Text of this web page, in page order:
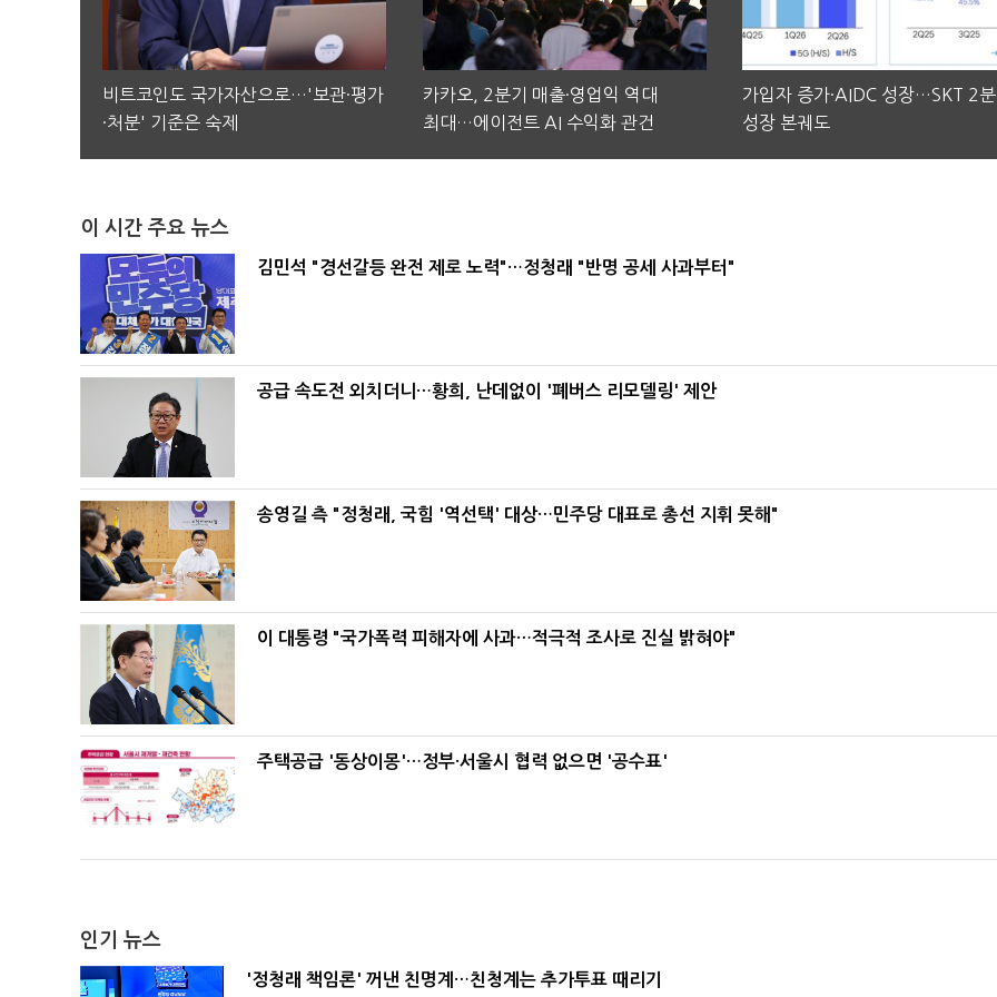
비트코인도 국가자산으로…'보관·평가
·처분' 기준은 숙제
카카오, 2분기 매출·영업익 역대
최대…에이전트 AI 수익화 관건
가입자 증가·AIDC 성장…SKT 2
성장 본궤도
이 시간 주요 뉴스
김민석 "경선갈등 완전 제로 노력"…정청래 "반명 공세 사과부터"
공급 속도전 외치더니…황희, 난데없이 '폐버스 리모델링' 제안
송영길 측 "정청래, 국힘 '역선택' 대상…민주당 대표로 총선 지휘 못해"
이 대통령 "국가폭력 피해자에 사과…적극적 조사로 진실 밝혀야"
주택공급 '동상이몽'…정부·서울시 협력 없으면 '공수표'
인기 뉴스
'정청래 책임론' 꺼낸 친명계…친청계는 추가투표 때리기